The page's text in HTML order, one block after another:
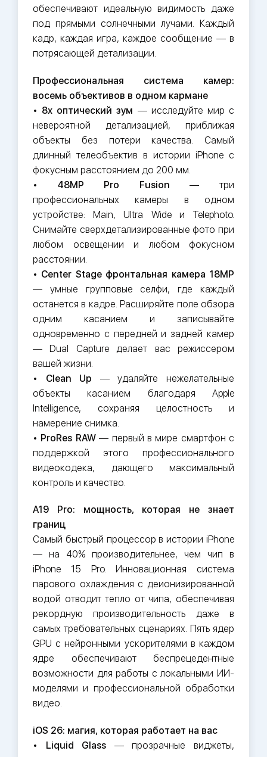
обеспечивают идеальную видимость даже
под прямыми солнечными лучами. Каждый
кадр, каждая игра, каждое сообщение — в
потрясающей детализации.
Профессиональная система камер:
восемь объективов в одном кармане
• 8x оптический зум — исследуйте мир с
невероятной детализацией, приближая
объекты без потери качества. Самый
длинный телеобъектив в истории iPhone с
фокусным расстоянием до 200 мм.
• 48MP Pro Fusion — три
профессиональных камеры в одном
устройстве: Main, Ultra Wide и Telephoto.
Снимайте сверхдетализированные фото при
любом освещении и любом фокусном
расстоянии.
• Center Stage фронтальная камера 18MP
— умные групповые селфи, где каждый
останется в кадре. Расширяйте поле обзора
одним касанием и записывайте
одновременно с передней и задней камер
— Dual Capture делает вас режиссером
вашей жизни.
• Clean Up — удаляйте нежелательные
объекты касанием благодаря Apple
Intelligence, сохраняя целостность и
намерение снимка.
• ProRes RAW— первый в мире смартфон с
поддержкой этого профессионального
видеокодека, дающего максимальный
контроль и качество.
A19 Pro: мощность, которая не знает
границ
Самый быстрый процессор в истории iPhone
— на 40% производительнее, чем чип в
iPhone 15 Pro. Инновационная система
парового охлаждения с деионизированной
водой отводит тепло от чипа, обеспечивая
рекордную производительность даже в
самых требовательных сценариях. Пять ядер
GPU с нейронными ускорителями в каждом
ядре обеспечивают беспрецедентные
возможности для работы с локальными ИИ-
моделями и профессиональной обработки
видео.
iOS 26: магия, которая работает на вас
•
Liquid Glass — прозрачные виджеты,